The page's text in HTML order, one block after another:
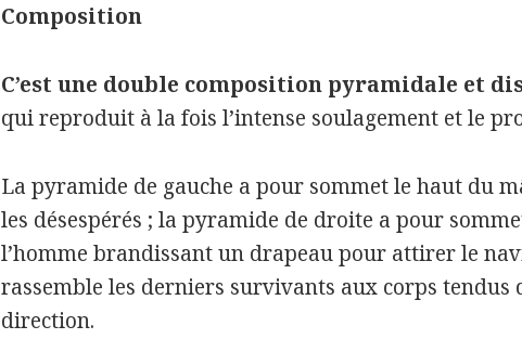
Composition
C’est une double composition pyramidale et
qui reproduit à la fois l’intense soulagement et le
La pyramide de gauche a pour sommet le haut du
les désespérés ; la pyramide de droite a pour
l’homme brandissant un drapeau pour attirer le
rassemble les derniers survivants aux corps tendus
direction.